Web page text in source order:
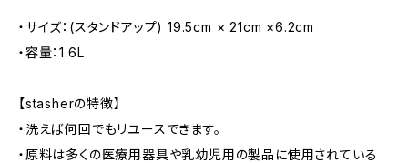
・サイズ：(スタンドアップ) 19.5cm × 21cm ×6.2cm
・容量：1.6L
【stasherの特徴】
・洗えば何回でもリユースできます。
・原料は多くの医療用器具や乳幼児用の製品に使用されている